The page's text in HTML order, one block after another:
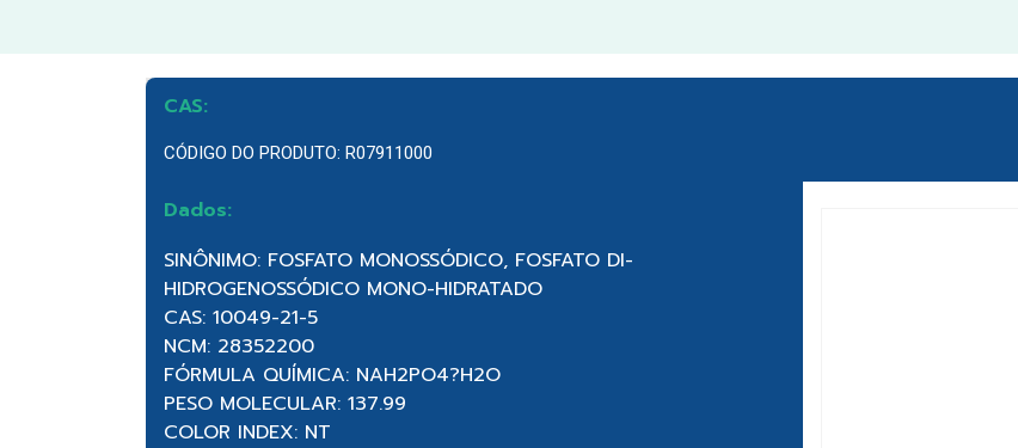
CAS:
CÓDIGO DO PRODUTO: R07911000
Dados:
SINÔNIMO: FOSFATO MONOSSÓDICO, FOSFATO DI-
HIDROGENOSSÓDICO MONO-HIDRATADO
CAS: 10049-21-5
NCM: 28352200
FÓRMULA QUÍMICA: NAH2PO4?H2O
PESO MOLECULAR: 137.99
COLOR INDEX: NT